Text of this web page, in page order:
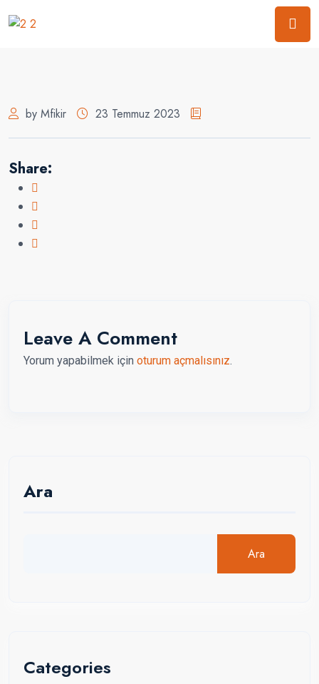
by Mfikir 23 Temmuz 2023
Share:
Leave A Comment
Yorum yapabilmek için oturum açmalısınız.
Ara
Ara
Categories